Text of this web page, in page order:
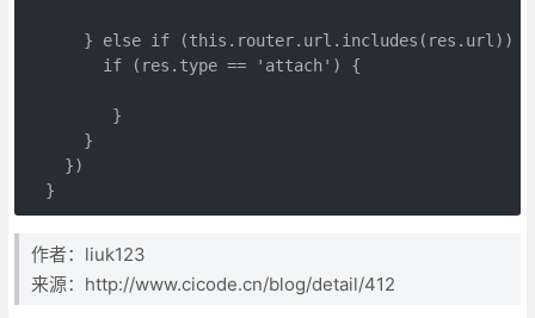
      } else if (this.router.url.includes(res.url)) {
        if (res.type == 'attach') {
         }
      }
    })
  }
作者：liuk123
来源：http://www.cicode.cn/blog/detail/412